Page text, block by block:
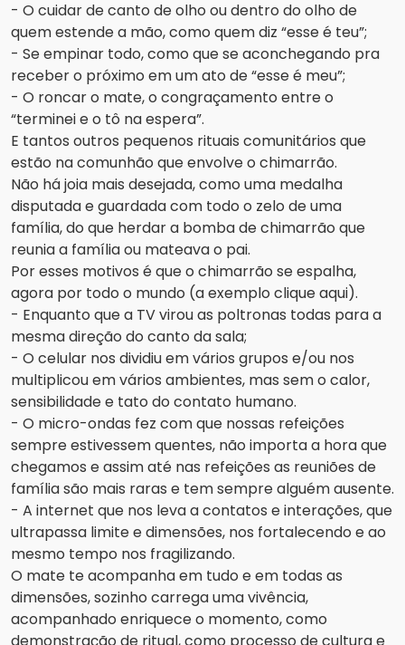
- O cuidar de canto de olho ou dentro do olho de
quem estende a mão, como quem diz “esse é teu”;
- Se empinar todo, como que se aconchegando pra
receber o próximo em um ato de “esse é meu”;
- O roncar o mate, o congraçamento entre o
“terminei e o tô na espera”.
E tantos outros pequenos rituais comunitários que
estão na comunhão que envolve o chimarrão.
Não há joia mais desejada, como uma medalha
disputada e guardada com todo o zelo de uma
família, do que herdar a bomba de chimarrão que
reunia a família ou mateava o pai.
Por esses motivos é que o chimarrão se espalha,
agora por todo o mundo (a exemplo clique aqui).
- Enquanto que a TV virou as poltronas todas para a
mesma direção do canto da sala;
- O celular nos dividiu em vários grupos e/ou nos
multiplicou em vários ambientes, mas sem o calor,
sensibilidade e tato do contato humano.
- O micro-ondas fez com que nossas refeições
sempre estivessem quentes, não importa a hora que
chegamos e assim até nas refeições as reuniões de
família são mais raras e tem sempre alguém ausente.
- A internet que nos leva a contatos e interações, que
ultrapassa limite e dimensões, nos fortalecendo e ao
mesmo tempo nos fragilizando.
O mate te acompanha em tudo e em todas as
dimensões, sozinho carrega uma vivência,
acompanhado enriquece o momento, como